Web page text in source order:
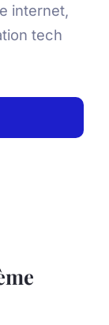
internet,
tech